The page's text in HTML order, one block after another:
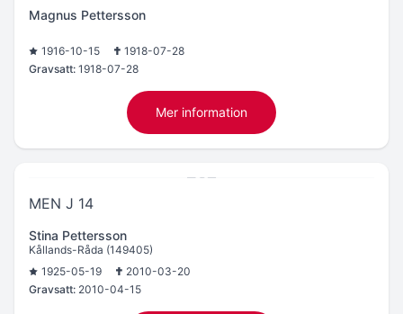
Magnus Pettersson
1916-10-15
1918-07-28
Gravsatt: 1918-07-28
Mer information
MEN J 14
Stina Pettersson
Kållands-Råda (149405)
1925-05-19
2010-03-20
Gravsatt: 2010-04-15